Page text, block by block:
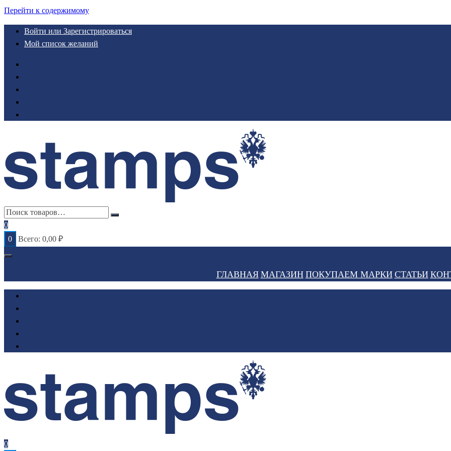
Перейти к содержимому
Войти или Зарегистрироваться
Мой список желаний
0
0
Всего: 0,00 ₽
ГЛАВНАЯ МАГАЗИН ПОКУПАЕМ МАРКИ СТАТЬИ
0